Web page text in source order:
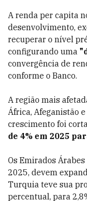
A renda per capita
desenvolvimento,
recuperar o nível
configurando uma
convergência de
conforme o Banco.
A região mais
África, Afeganistão
crescimento foi
de 4% em 2025
Os Emirados
2025, devem
Turquia teve sua
percentual, para